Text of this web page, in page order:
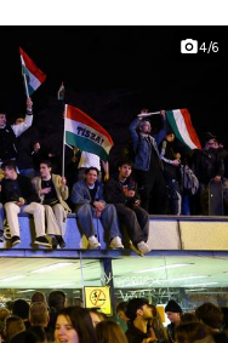
4/6